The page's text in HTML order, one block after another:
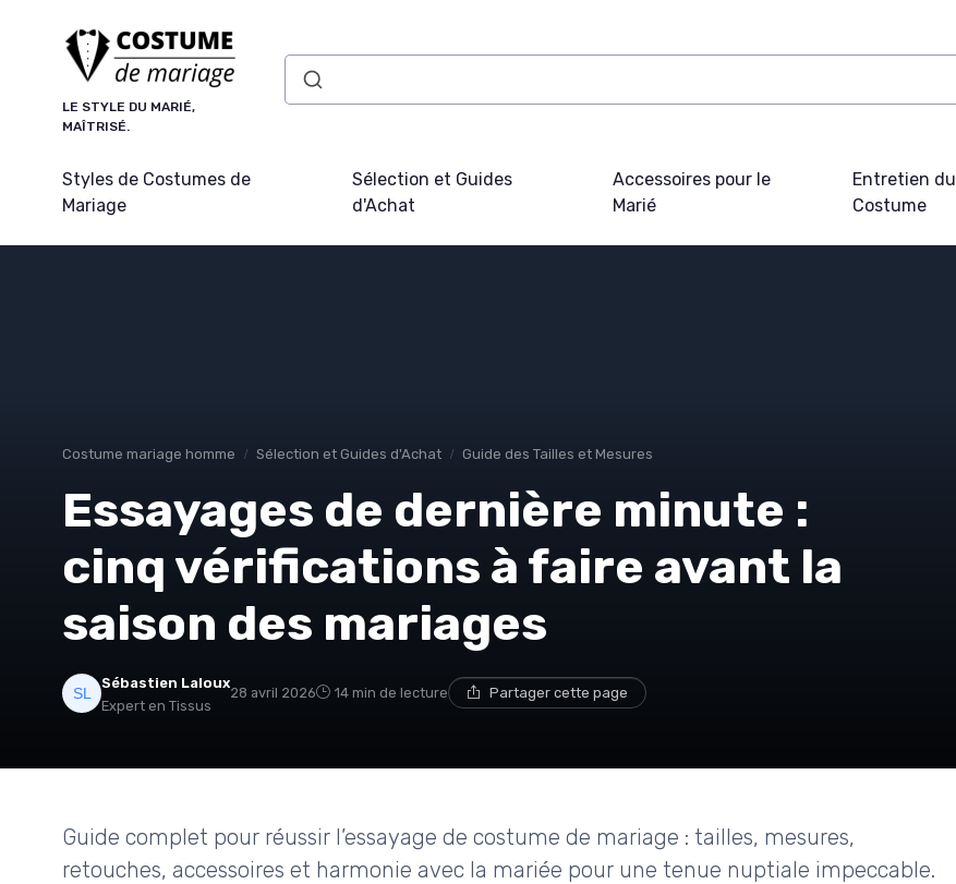
LE STYLE DU MARIÉ,
MAÎTRISÉ.
Styles de Costumes de
Mariage
Sélection et Guides
d'Achat
Accessoires pour le
Marié
Entretien du
Costume
Costume mariage homme Sélection et Guides d'Achat Guide des Tailles et Mesures
Essayages de dernière minute :
cinq vérifications à faire avant la
saison des mariages
Sébastien Laloux
Expert en Tissus
28 avril 2026 14 min de lecture Partager cette page
Guide complet pour réussir l’essayage de costume de mariage : tailles, mesures,
retouches, accessoires et harmonie avec la mariée pour une tenue nuptiale impeccable.